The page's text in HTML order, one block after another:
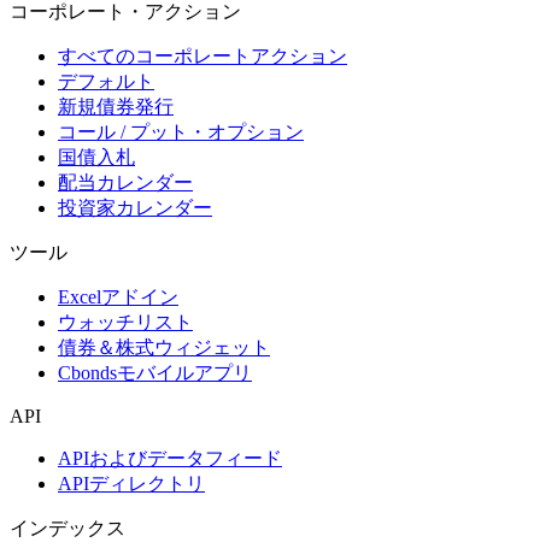
コーポレート・アクション
すべてのコーポレートアクション
デフォルト
新規債券発行
コール / プット・オプション
国債入札
配当カレンダー
投資家カレンダー
ツール
Excelアドイン
ウォッチリスト
債券＆株式ウィジェット
Cbondsモバイルアプリ
API
APIおよびデータフィード
APIディレクトリ
インデックス